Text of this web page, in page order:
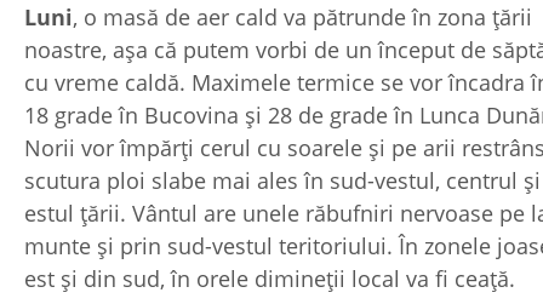
Luni, o masă de aer cald va pătrunde în zona ţării
noastre, aşa că putem vorbi de un început de
cu vreme caldă. Maximele termice se vor încadra
18 grade în Bucovina şi 28 de grade în Lunca
Norii vor împărţi cerul cu soarele şi pe arii
scutura ploi slabe mai ales în sud-vestul, centrul
estul ţării. Vântul are unele răbufniri nervoase pe
munte şi prin sud-vestul teritoriului. În zonele
est şi din sud, în orele dimineţii local va fi ceaţă.